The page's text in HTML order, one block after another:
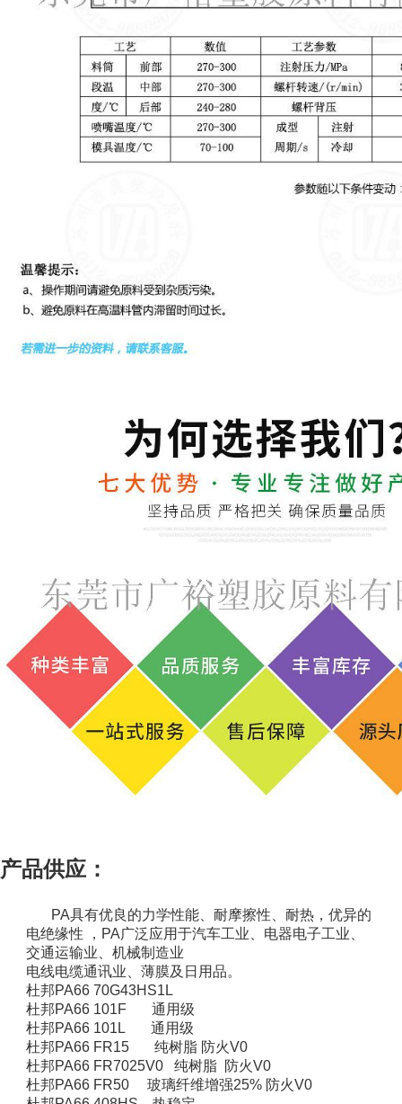
产品供应：
PA具有优良的力学性能、耐摩擦性、耐热，优异的
电绝缘性 ，PA广泛应用于汽车工业、电器电子工业、
交通运输业、机械制造业
电线电缆通讯业、薄膜及日用品。
杜邦PA66 70G43HS1L
杜邦PA66 101F 通用级
杜邦PA66 101L 通用级
杜邦PA66 FR15 纯树脂 防火V0
杜邦PA66 FR7025V0 纯树脂 防火V0
杜邦PA66 FR50 玻璃纤维增强25% 防火V0